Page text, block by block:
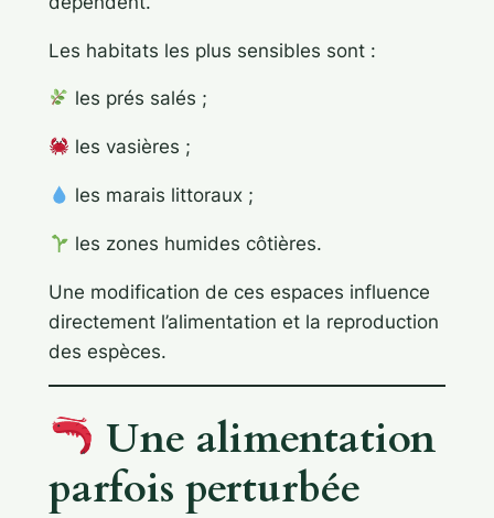
Les habitats les plus sensibles sont :
les prés salés ;
les vasières ;
les marais littoraux ;
les zones humides côtières.
Une modification de ces espaces influence
directement l’alimentation et la reproduction
des espèces.
Une alimentation
parfois perturbée